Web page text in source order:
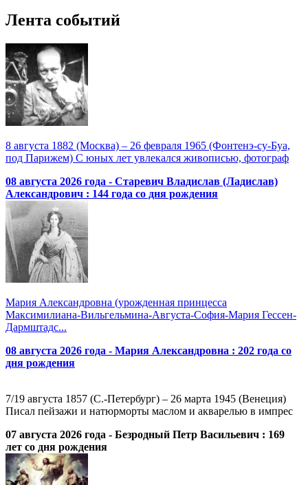
Лента событий
8 августа 1882 (Москва) – 26 февраля 1965 (Фонтенэ-су-Буа,
под Парижем) С юных лет увлекался живописью, фотограф
08 августа 2026 года - Старевич Владислав (Ладислав)
Александрович : 144 года со дня рождения
Мария Александровна (урожденная принцесса
Максимилиана-Вильгельмина-Августа-София-Мария Гессен-
Дармштадс...
08 августа 2026 года - Мария Александровна : 202 года со
дня рождения
7/19 августа 1857 (С.-Петербург) – 26 марта 1945 (Венеция)
Писал пейзажи и натюрморты маслом и акварелью в импрес
07 августа 2026 года - Безродный Петр Васильевич : 169
лет со дня рождения